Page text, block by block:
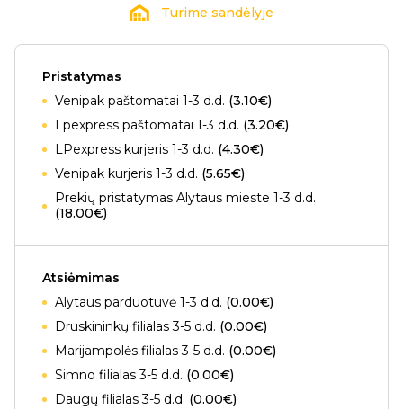
Turime sandėlyje
Pristatymas
Venipak paštomatai 1-3 d.d. (3.10€)
Lpexpress paštomatai 1-3 d.d. (3.20€)
LPexpress kurjeris 1-3 d.d. (4.30€)
Venipak kurjeris 1-3 d.d. (5.65€)
Prekių pristatymas Alytaus mieste 1-3 d.d.
(18.00€)
Atsiėmimas
Alytaus parduotuvė 1-3 d.d. (0.00€)
Druskininkų filialas 3-5 d.d. (0.00€)
Marijampolės filialas 3-5 d.d. (0.00€)
Simno filialas 3-5 d.d. (0.00€)
Daugų filialas 3-5 d.d. (0.00€)